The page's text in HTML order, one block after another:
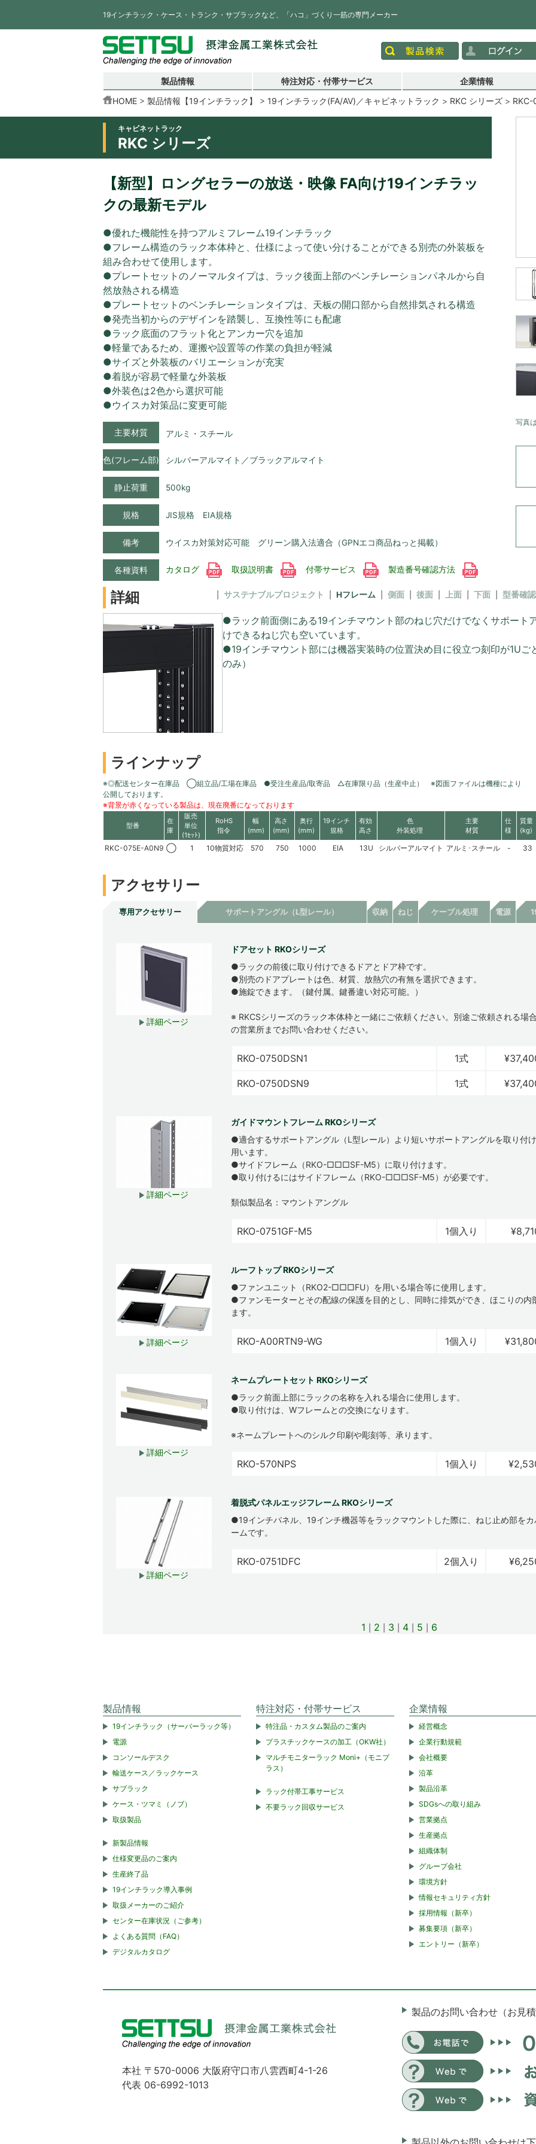
19インチラック・ケース・トランク・サブラックなど、「ハコ」づくり一筋の専門メーカー
製品情報 特注対応・付帯サービス 企業情報
HOME 製品情報【19インチラック】 19インチラック(FA/AV)／キャビネットラック RKC シリーズ
キャビネットラック
RKC シリーズ
【新型】ロングセラーの放送・映像 FA向け19インチラッ
クの最新モデル
●優れた機能性を持つアルミフレーム19インチラック
●フレーム構造のラック本体枠と、仕様によって使い分けることができる別売の外装板を
組み合わせて使用します。
●プレートセットのノーマルタイプは、ラック後面上部のベンチレーションパネルから自
然放熱される構造
●プレートセットのベンチレーションタイプは、天板の開口部から自然排気される構造
●発売当初からのデザインを踏襲し、互換性等にも配慮
●ラック底面のフラット化とアンカー穴を追加
●軽量であるため、運搬や設置等の作業の負担が軽減
●サイズと外装板のバリエーションが充実
●着脱が容易で軽量な外装板
●外装色は2色から選択可能
●ウイスカ対策品に変更可能
主要材質 アルミ・スチール
色(フレーム部) シルバーアルマイト／ブラックアルマイト
静止荷重 500kg
規格 JIS規格 EIA規格
備考 ウイスカ対策対応可能 グリーン購入法適合（GPNエコ商品ねっと掲載）
各種資料 カタログ 取扱説明書 付帯サービス 製造番号確認方法
写真
詳細 サステナブルプロジェクト Hフレーム 側面 後面 上面 下面 型番確
●ラック前面側にある19インチマウント部のねじ穴だけでなくサポート
けできるねじ穴も空いています。
●19インチマウント部には機器実装時の位置決め目に役立つ刻印が1Uご
のみ）
ラインナップ
※◎配送センター在庫品 ◯組立品/工場在庫品 ●受注生産品/取寄品 △在庫限り品（生産中止） ※図面ファイルは機種により
公開しております。
※背景が赤くなっている製品は、現在廃番になっております
型番
在
庫
販売
単位
(1ｾｯﾄ)
RoHS
指令
幅
(mm)
高さ
(mm)
奥行
(mm)
19インチ
規格
有効
高さ
色
外装処理
主要
材質
仕
様
質量
(kg)
RKC-075E-A0N9 ◯ 1 10物質対応 570 750 1000 EIA 13U シルバーアルマイト アルミ･スチール - 33
アクセサリー
専用アクセサリー サポートアングル（L型レール） 収納 ねじ ケーブル処理 電源
詳細ページ
ドアセット RKOシリーズ
●ラックの前後に取り付けできるドアとドア枠です。
●別売のドアプレートは色、材質、放熱穴の有無を選択できます。
●施錠できます。（鍵付属。鍵番違い対応可能。）
※ RKCSシリーズのラック本体枠と一緒にご依頼ください。別途ご依頼される場
の営業所までお問い合わせください。
RKO-0750DSN1 1式
RKO-0750DSN9 1式
詳細ページ
ガイドマウントフレーム RKOシリーズ
●適合するサポートアングル（L型レール）より短いサポートアングルを取り付
用います。
●サイドフレーム（RKO-□□□SF-M5）に取り付けます。
●取り付けるにはサイドフレーム（RKO-□□□SF-M5）が必要です。
類似製品名：マウントアングル
RKO-0751GF-M5 1個入り
詳細ページ
ルーフトップ RKOシリーズ
●ファンユニット（RKO2-□□□FU）を用いる場合等に使用します。
●ファンモーターとその配線の保護を目的とし、同時に排気ができ、ほこりの内
ます。
RKO-A00RTN9-WG 1個入り
詳細ページ
ネームプレートセット RKOシリーズ
●ラック前面上部にラックの名称を入れる場合に使用します。
●取り付けは、Wフレームとの交換になります。
※ネームプレートへのシルク印刷や彫刻等、承ります。
RKO-570NPS 1個入り
詳細ページ
着脱式パネルエッジフレーム RKOシリーズ
●19インチパネル、19インチ機器等をラックマウントした際に、ねじ止め部をカ
ームです。
RKO-0751DFC 2個入り
1 2 3 4 5 6
製品情報
19インチラック（サーバーラック等）
電源
コンソールデスク
輸送ケース／ラックケース
サブラック
ケース・ツマミ（ノブ）
取扱製品
新製品情報
仕様変更品のご案内
生産終了品
19インチラック導入事例
取扱メーカーのご紹介
センター在庫状況（ご参考）
よくある質問（FAQ）
デジタルカタログ
特注対応・付帯サービス
特注品・カスタム製品のご案内
プラスチックケースの加工（OKW社）
マルチモニターラック Moni+（モニプ
ラス）
ラック付帯工事サービス
不要ラック回収サービス
企業情報
経営概念
企業行動規範
会社概要
沿革
製品沿革
SDGsへの取り組み
営業拠点
生産拠点
組織体制
グループ会社
環境方針
情報セキュリティ方針
採用情報（新卒）
募集要項（新卒）
エントリー（新卒）
本社 〒570-0006 大阪府守口市八雲西町4-1-26
代表 06-6992-1013
製品のお問い合わせ（お見